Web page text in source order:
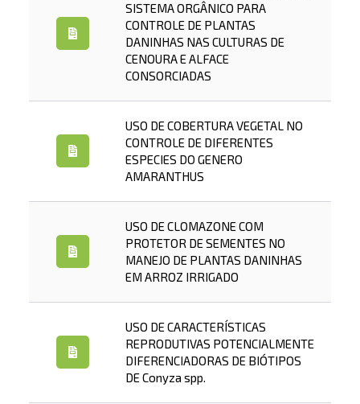
SISTEMA ORGÂNICO PARA
CONTROLE DE PLANTAS
DANINHAS NAS CULTURAS DE
CENOURA E ALFACE
CONSORCIADAS
USO DE COBERTURA VEGETAL NO
CONTROLE DE DIFERENTES
ESPECIES DO GENERO
AMARANTHUS
USO DE CLOMAZONE COM
PROTETOR DE SEMENTES NO
MANEJO DE PLANTAS DANINHAS
EM ARROZ IRRIGADO
USO DE CARACTERÍSTICAS
REPRODUTIVAS POTENCIALMENTE
DIFERENCIADORAS DE BIÓTIPOS
DE Conyza spp.